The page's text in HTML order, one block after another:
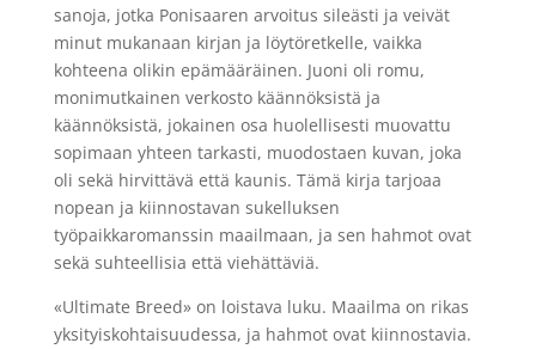
sanoja, jotka Ponisaaren arvoitus sileästi ja veivät
minut mukanaan kirjan ja löytöretkelle, vaikka
kohteena olikin epämääräinen. Juoni oli romu,
monimutkainen verkosto käännöksistä ja
käännöksistä, jokainen osa huolellisesti muovattu
sopimaan yhteen tarkasti, muodostaen kuvan, joka
oli sekä hirvittävä että kaunis. Tämä kirja tarjoaa
nopean ja kiinnostavan sukelluksen
työpaikkaromanssin maailmaan, ja sen hahmot ovat
sekä suhteellisia että viehättäviä.
«Ultimate Breed» on loistava luku. Maailma on rikas
yksityiskohtaisuudessa, ja hahmot ovat kiinnostavia.